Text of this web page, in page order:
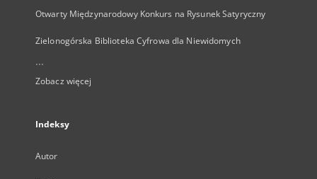
Otwarty Międzynarodowy Konkurs na Rysunek Satyryczny
Zielonogórska Biblioteka Cyfrowa dla Niewidomych
...
Zobacz więcej
Indeksy
Autor